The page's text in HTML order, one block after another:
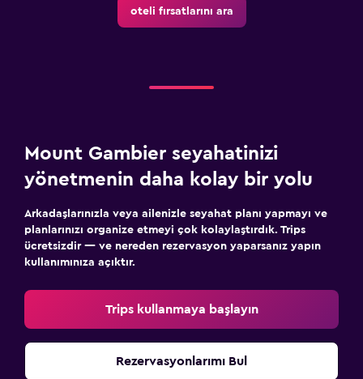
oteli fırsatlarını ara
Mount Gambier seyahatinizi
yönetmenin daha kolay bir yolu
Arkadaşlarınızla veya ailenizle seyahat planı yapmayı ve
planlarınızı organize etmeyi çok kolaylaştırdık. Trips
ücretsizdir — ve nereden rezervasyon yaparsanız yapın
kullanımınıza açıktır.
Trips kullanmaya başlayın
Rezervasyonlarımı Bul